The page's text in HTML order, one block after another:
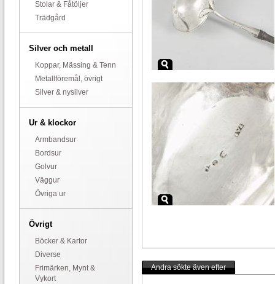
Stolar & Fåtöljer
Trädgård
Silver och metall
Koppar, Mässing & Tenn
Metallföremål, övrigt
Silver & nysilver
Ur & klockor
Armbandsur
Bordsur
Golvur
Väggur
Övriga ur
Övrigt
Böcker & Kartor
Diverse
Frimärken, Mynt &
Vykort
Andra sökte även efter